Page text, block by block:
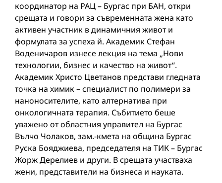
координатор на РАЦ – Бургас при БАН, откри
срещата и говори за съвременната жена като
активен участник в динамичния живот и
формулата за успеха й. Академик Стефан
Воденичаров изнесе лекция на тема „Нови
технологии, бизнес и качество на живот“.
Академик Христо Цветанов представи гледната
точка на химик – специалист по полимери за
наноносителите, като алтернатива при
онкологичната терапия. Събитието беше
уважено от областния управител на Бургас
Вълчо Чолаков, зам.-кмета на община Бургас
Руска Бояджиева, председателя на ТИК – Бургас
Жорж Дерелиев и други. В срещата участваха
жени, представители на бизнеса и науката.